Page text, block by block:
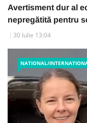
Avertisment dur al
nepregătită pentru
30 Iulie 13:04
NATIONAL/